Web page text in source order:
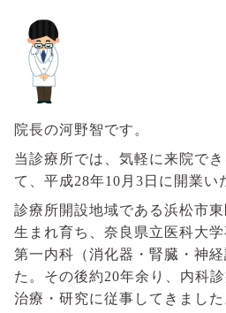
院長の河野智です。
当診療所では、気軽に来院で
て、平成28年10月3日に開業い
診療所開設地域である浜松市
生まれ育ち、奈良県立医科大
第一内科（消化器・腎臓・神
た。その後約20年余り、内科
治療・研究に従事してきました